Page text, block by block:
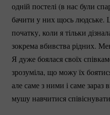
одній постелі (в нас були
бачити у них щось людське.
початку, коли я тільки
зокрема вбивства рідних.
Я дуже боялася своїх
зрозуміла, що можу їх
але саме з ними і саме
мушу навчитися